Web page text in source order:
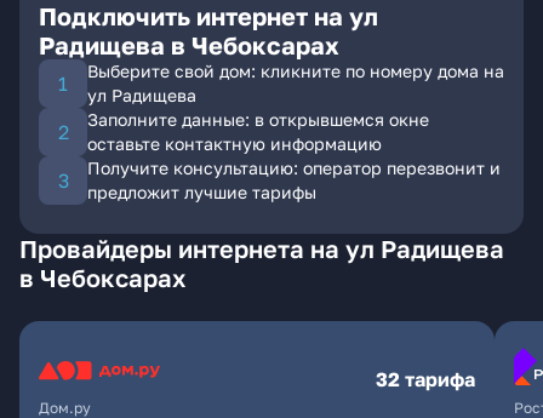
Подключить интернет на ул
Радищева в Чебоксарах
Выберите свой дом: кликните по номеру дома на
ул Радищева
Заполните данные: в открывшемся окне
оставьте контактную информацию
Получите консультацию: оператор перезвонит и
предложит лучшие тарифы
Провайдеры интернета на ул Радищева
в Чебоксарах
Дом.ру
32 тарифа